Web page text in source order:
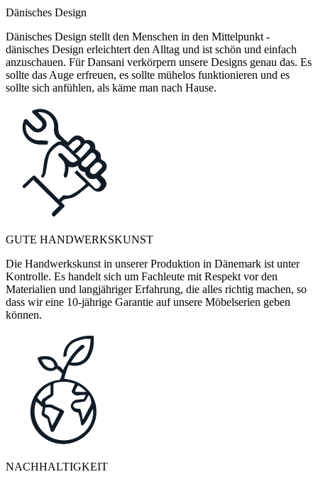
Dänisches Design
Dänisches Design stellt den Menschen in den Mittelpunkt -
dänisches Design erleichtert den Alltag und ist schön und einfach
anzuschauen. Für Dansani verkörpern unsere Designs genau das. Es
sollte das Auge erfreuen, es sollte mühelos funktionieren und es
sollte sich anfühlen, als käme man nach Hause.
GUTE HANDWERKSKUNST
Die Handwerkskunst in unserer Produktion in Dänemark ist unter
Kontrolle. Es handelt sich um Fachleute mit Respekt vor den
Materialien und langjähriger Erfahrung, die alles richtig machen, so
dass wir eine 10-jährige Garantie auf unsere Möbelserien geben
können.
NACHHALTIGKEIT